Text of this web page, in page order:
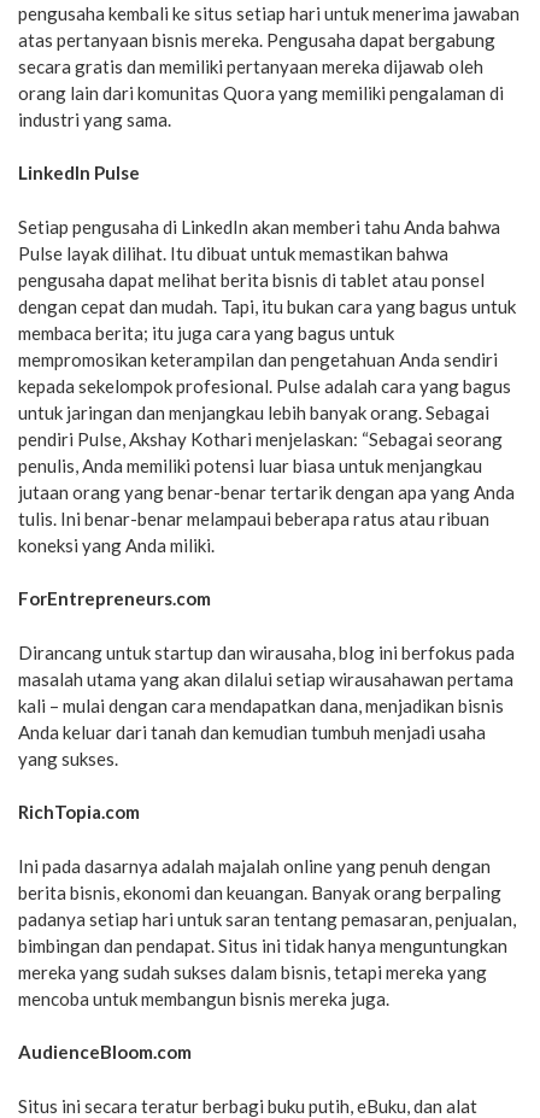
pengusaha kembali ke situs setiap hari untuk menerima jawaban
atas pertanyaan bisnis mereka. Pengusaha dapat bergabung
secara gratis dan memiliki pertanyaan mereka dijawab oleh
orang lain dari komunitas Quora yang memiliki pengalaman di
industri yang sama.
LinkedIn Pulse
Setiap pengusaha di LinkedIn akan memberi tahu Anda bahwa
Pulse layak dilihat. Itu dibuat untuk memastikan bahwa
pengusaha dapat melihat berita bisnis di tablet atau ponsel
dengan cepat dan mudah. Tapi, itu bukan cara yang bagus untuk
membaca berita; itu juga cara yang bagus untuk
mempromosikan keterampilan dan pengetahuan Anda sendiri
kepada sekelompok profesional. Pulse adalah cara yang bagus
untuk jaringan dan menjangkau lebih banyak orang. Sebagai
pendiri Pulse, Akshay Kothari menjelaskan: “Sebagai seorang
penulis, Anda memiliki potensi luar biasa untuk menjangkau
jutaan orang yang benar-benar tertarik dengan apa yang Anda
tulis. Ini benar-benar melampaui beberapa ratus atau ribuan
koneksi yang Anda miliki.
ForEntrepreneurs.com
Dirancang untuk startup dan wirausaha, blog ini berfokus pada
masalah utama yang akan dilalui setiap wirausahawan pertama
kali – mulai dengan cara mendapatkan dana, menjadikan bisnis
Anda keluar dari tanah dan kemudian tumbuh menjadi usaha
yang sukses.
RichTopia.com
Ini pada dasarnya adalah majalah online yang penuh dengan
berita bisnis, ekonomi dan keuangan. Banyak orang berpaling
padanya setiap hari untuk saran tentang pemasaran, penjualan,
bimbingan dan pendapat. Situs ini tidak hanya menguntungkan
mereka yang sudah sukses dalam bisnis, tetapi mereka yang
mencoba untuk membangun bisnis mereka juga.
AudienceBloom.com
Situs ini secara teratur berbagi buku putih, eBuku, dan alat